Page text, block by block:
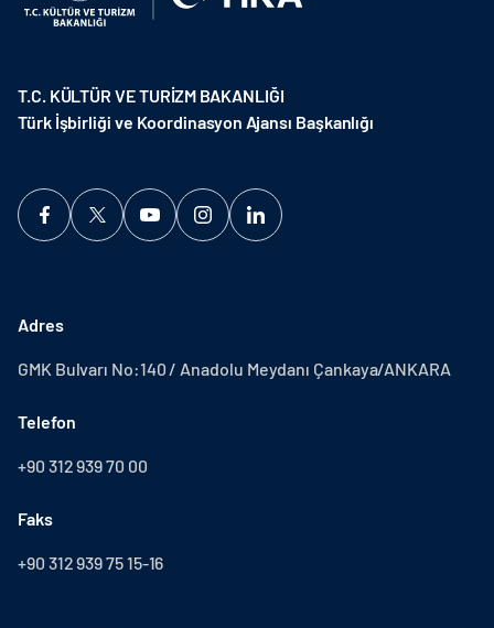
T.C. KÜLTÜR VE TURİZM BAKANLIĞI
Türk İşbirliği ve Koordinasyon Ajansı Başkanlığı
Adres
GMK Bulvarı No:140 / Anadolu Meydanı Çankaya/ANKARA
Telefon
+90 312 939 70 00
Faks
+90 312 939 75 15-16